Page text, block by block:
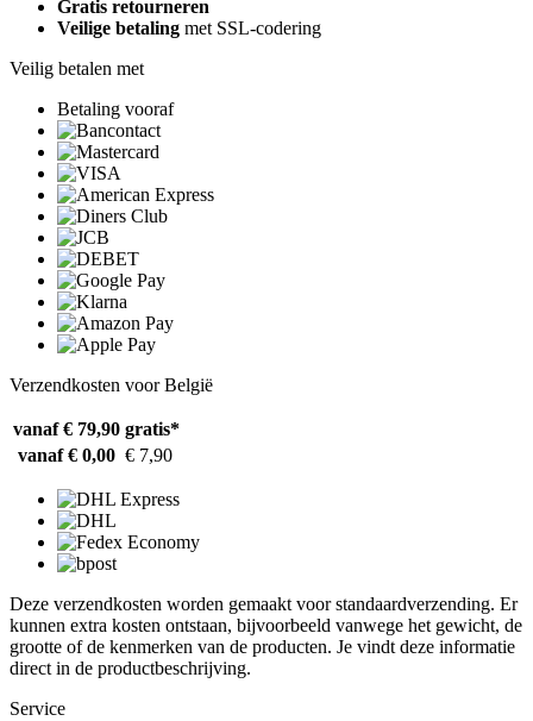
Gratis retourneren
Veilige betaling met SSL-codering
Veilig betalen met
Betaling vooraf
Verzendkosten voor België
vanaf € 79,90 gratis*
vanaf € 0,00 € 7,90
Deze verzendkosten worden gemaakt voor standaardverzending. Er
kunnen extra kosten ontstaan, bijvoorbeeld vanwege het gewicht, de
grootte of de kenmerken van de producten. Je vindt deze informatie
direct in de productbeschrijving.
Service